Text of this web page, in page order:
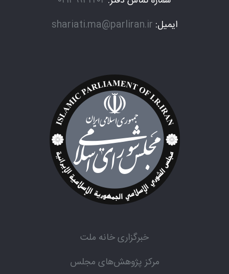
ایمیل: shariati.ma@parliran.ir
خبرگزاری خانه ملت
مرکز پژوهش‌های مجلس